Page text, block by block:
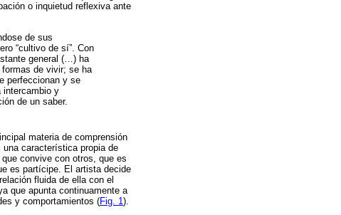
o inquietud reflexiva ante
de sus
“cultivo de sí”. Con
general (…) ha
de vivir; se ha
perfeccionan y se
intercambio y
de un saber.
materia de comprensión
característica propia de
convive con otros, que es
es partícipe. El artista decide
fluida de ella con el
que apunta continuamente a
y comportamientos (Fig. 1).